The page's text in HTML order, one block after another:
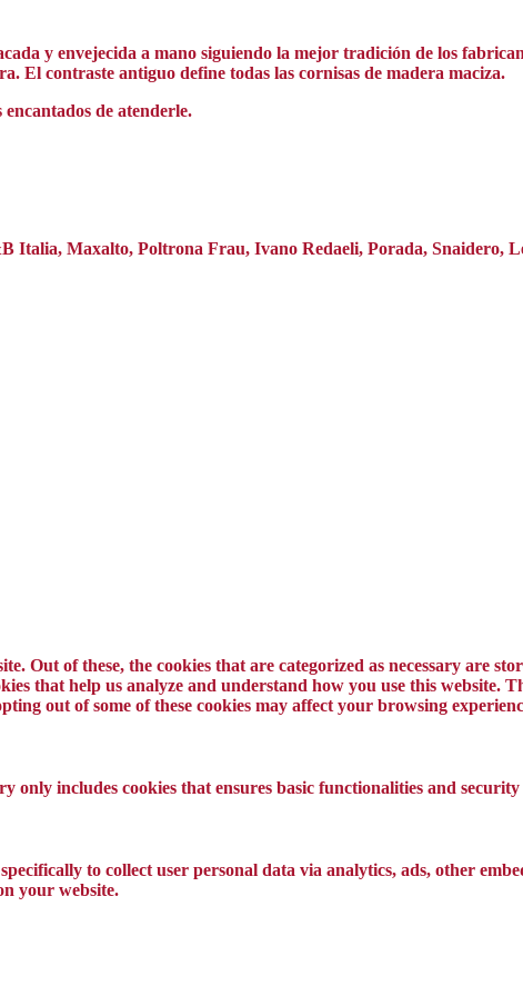
y envejecida a mano siguiendo la mejor tradición de los
El contraste antiguo define todas las cornisas de madera maciza.
de atenderle.
Italia, Maxalto, Poltrona Frau, Ivano Redaeli, Porada, Snaidero,
Out of these, the cookies that are categorized as necessary are
that help us analyze and understand how you use this website.
out of some of these cookies may affect your browsing
includes cookies that ensures basic functionalities and
to collect user personal data via analytics, ads, other
your website.